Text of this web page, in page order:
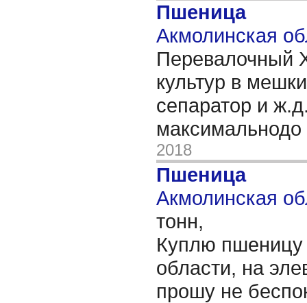
Пшеница
Акмолинская
Перевалочный
культур в
сепаратор и
2018
Пшеница
Акмолинская
тонн,
Куплю пшеницу
области, на
прошу не